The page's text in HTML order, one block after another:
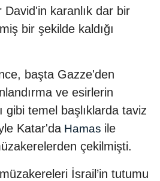
karanlık dar bir
bir şekilde kaldığı
başta Gazze'den
ve esirlerin
gibi temel başlıklarda taviz
Katar'da Hamas ile
çekilmişti.
İsrail’in tutumu